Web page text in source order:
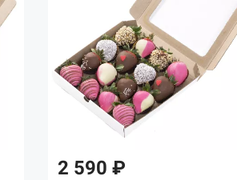
2 590 ₽